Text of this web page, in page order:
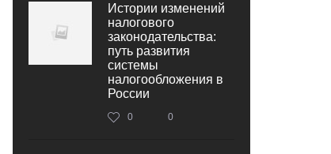
Истории изменений
налогового
законодательства:
путь развития
системы
налогообложения в
России
0 0